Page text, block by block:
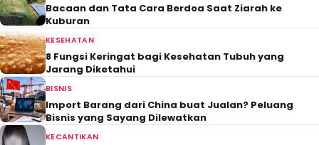
Bacaan dan Tata Cara Berdoa Saat Ziarah ke
Kuburan
KESEHATAN
8 Fungsi Keringat bagi Kesehatan Tubuh yang
Jarang Diketahui
BISNIS
Import Barang dari China buat Jualan? Peluang
Bisnis yang Sayang Dilewatkan
KECANTIKAN